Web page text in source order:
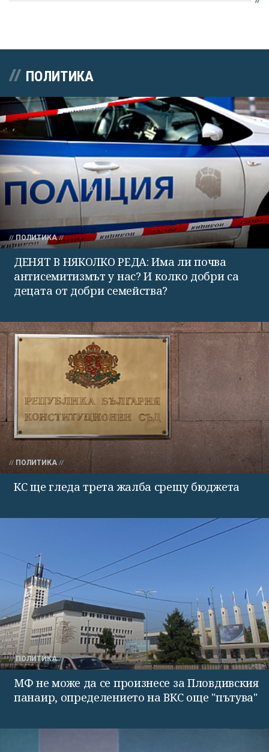
ПОЛИТИКА
ПОЛИТИКА
ДЕНЯТ В НЯКОЛКО РЕДА: Има ли почва
антисемитизмът у нас? И колко добри са
децата от добри семейства?
ПОЛИТИКА
КС ще гледа трета жалба срещу бюджета
ПОЛИТИКА
МФ не може да се произнесе за Пловдивския
панаир, определението на ВКС още "пътува"